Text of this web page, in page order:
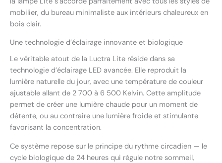
mobilier, du bureau minimaliste aux intérieurs chaleureux en
bois clair.
Une technologie d’éclairage innovante et biologique
Le véritable atout de la Luctra Lite réside dans sa
technologie d’éclairage LED avancée. Elle reproduit la
lumière naturelle du jour, avec une température de couleur
ajustable allant de 2 700 à 6 500 Kelvin. Cette amplitude
permet de créer une lumière chaude pour un moment de
détente, ou au contraire une lumière froide et stimulante
favorisant la concentration.
Ce système repose sur le principe du rythme circadien — le
cycle biologique de 24 heures qui régule notre sommeil,